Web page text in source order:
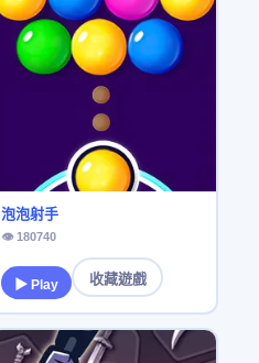
泡泡射手
👁 180740
▶ Play 收藏遊戲